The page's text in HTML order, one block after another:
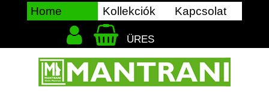
Home Kollekciók Kapcsolat
ÜRES